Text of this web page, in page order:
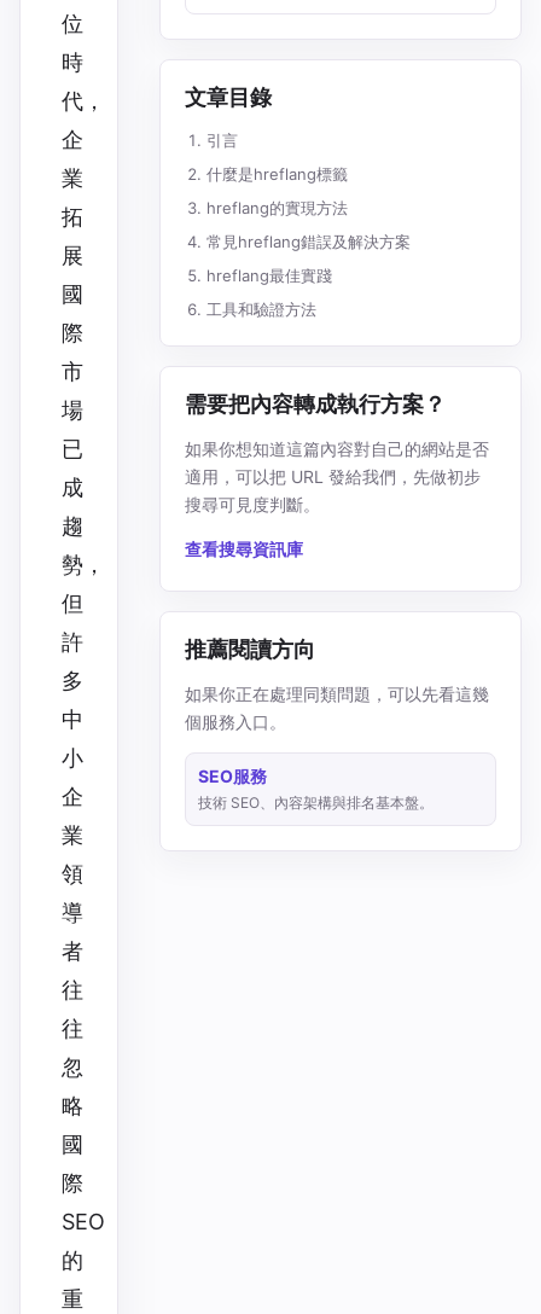
位
時
代，
企
業
拓
展
國
際
市
場
已
成
趨
勢，
但
許
多
中
小
企
業
領
導
者
往
往
忽
略
國
際
SEO
的
重
文章目錄
引言
什麼是hreflang標籤
hreflang的實現方法
常見hreflang錯誤及解決方案
hreflang最佳實踐
工具和驗證方法
需要把內容轉成執行方案？
如果你想知道這篇內容對自己的網站是否
適用，可以把 URL 發給我們，先做初步
搜尋可見度判斷。
查看搜尋資訊庫
推薦閱讀方向
如果你正在處理同類問題，可以先看這幾
個服務入口。
SEO服務
技術 SEO、內容架構與排名基本盤。